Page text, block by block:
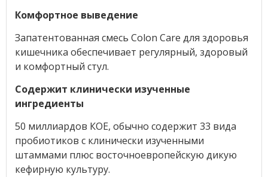
Комфортное выведение
Запатентованная смесь Colon Care для здоровья
кишечника обеспечивает регулярный, здоровый
и комфортный стул.
Содержит клинически изученные
ингредиенты
50 миллиардов КОЕ, обычно содержит 33 вида
пробиотиков с клинически изученными
штаммами плюс восточноевропейскую дикую
кефирную культуру.